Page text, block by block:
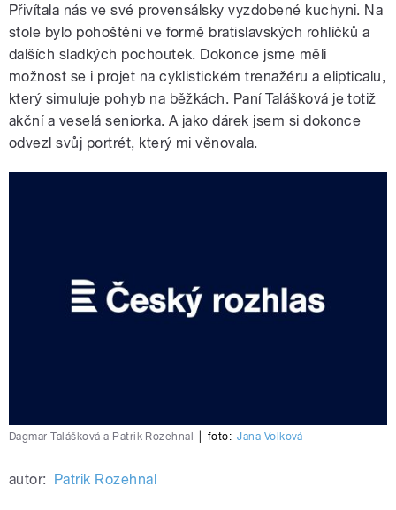
Přivítala nás ve své provensálsky vyzdobené kuchyni. Na
stole bylo pohoštění ve formě bratislavských rohlíčků a
dalších sladkých pochoutek. Dokonce jsme měli
možnost se i projet na cyklistickém trenažéru a elipticalu,
který simuluje pohyb na běžkách. Paní Talášková je totiž
akční a veselá seniorka. A jako dárek jsem si dokonce
odvezl svůj portrét, který mi věnovala.
Dagmar Talášková a Patrik Rozehnal foto: Jana Volková
autor: Patrik Rozehnal